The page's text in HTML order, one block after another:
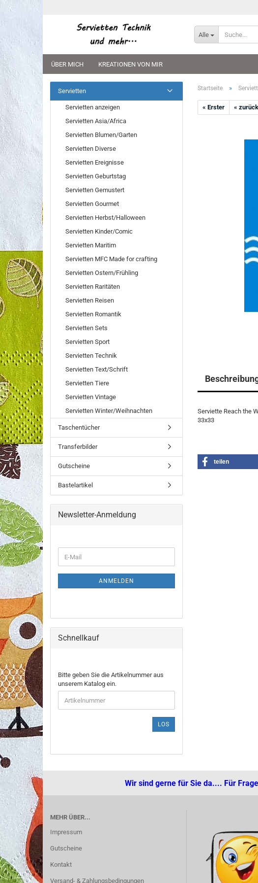
Alle
ÜBER MICH KREATIONEN VON MIR
Startseite »
« Erster « zurück
Serviette Reach the
33x33
teilen
Servietten
Servietten anzeigen
Servietten Asia/Africa
Servietten Blumen/Garten
Servietten Diverse
Servietten Ereignisse
Servietten Geburtstag
Servietten Gemustert
Servietten Gourmet
Servietten Herbst/Halloween
Servietten Kinder/Comic
Servietten Maritim
Servietten MFC Made for crafting
Servietten Ostern/Frühling
Servietten Raritäten
Servietten Reisen
Servietten Romantik
Servietten Sets
Servietten Sport
Servietten Technik
Servietten Text/Schrift
Servietten Tiere
Servietten Vintage
Servietten Winter/Weihnachten
Taschentücher
Transferbilder
Gutscheine
Bastelartikel
Newsletter-Anmeldung
ZUR
E-
Mail
ANMELDEN
Schnellkauf
BITTE
GEBEN
SIE
DIE
ARTIKELNUMMER
Bitte geben Sie die Artikelnummer aus
unserem Katalog ein.
LOS
Wir sind gerne für Sie da.... Für
MEHR ÜBER...
Impressum
Gutscheine
Kontakt
Versand- & Zahlungsbedingungen